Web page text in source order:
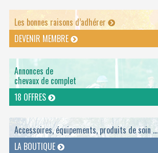
Les bonnes raisons d’adhérer
DEVENIR MEMBRE
Annonces de
chevaux de complet
18 OFFRES
Accessoires, équipements, produits de soin ...
LA BOUTIQUE